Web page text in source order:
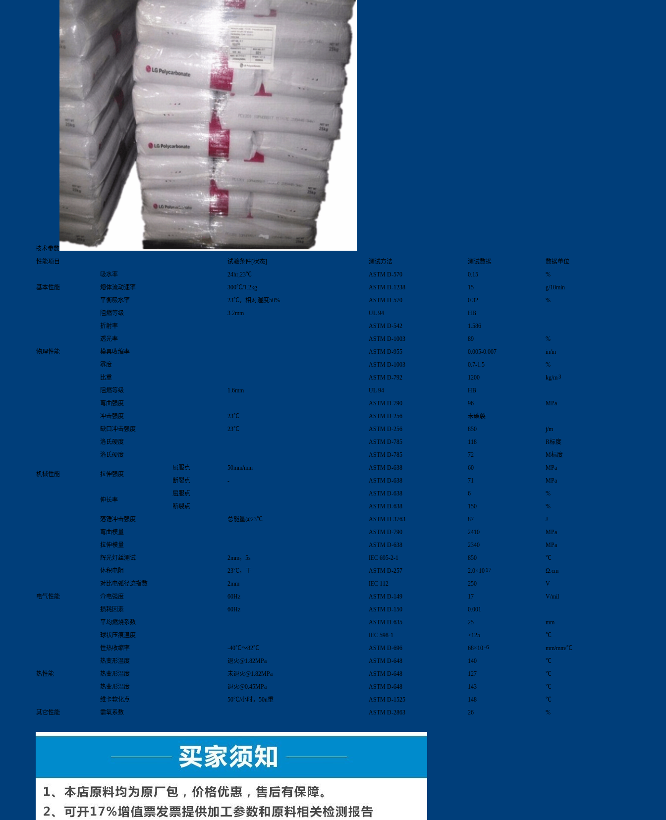
技术参数
性能项目
试验条件[状态] 测试方法 测试数据 数据单位
基本性能
吸水率 24hr,23℃ ASTM D-570 0.15
%
熔体流动速率
300℃/1.2kg ASTM D-1238 15
g/10min
平衡吸水率
23℃，相对湿度50% ASTM D-570 0.32 %
物理性能
阻燃等级 3.2mm UL 94
HB
折射率
ASTM D-542
1.586
透光率
ASTM D-1003 89
%
模具收缩率
ASTM D-955 0.005-0.007
in/in
雾度
ASTM D-1003 0.7-1.5
%
比重
ASTM D-792 1200 kg/m3
阻燃等级 1.6mm UL 94 HB
机械性能
弯曲强度 ASTM D-790 96
MPa
冲击强度
23℃ ASTM D-256
未破裂
缺口冲击强度
23℃ ASTM D-256 850
j/m
洛氏硬度
ASTM D-785 118
R标度
洛氏硬度
ASTM D-785 72 M标度
拉伸强度
屈服点 50mm/min ASTM D-638 60
MPa
断裂点
- ASTM D-638 71 MPa
伸长率
屈服点 ASTM D-638 6
%
断裂点
ASTM D-638 150
%
落锤冲击强度
总能量@23℃ ASTM D-3763 87
J
弯曲模量
ASTM D-790 2410
MPa
拉伸模量
ASTM D-638 2340 MPa
电气性能
辉光灯丝测试 2mm，5s IEC 695-2-1 850
℃
体积电阻
23℃，干 ASTM D-257 2.0×10 17
Ω.cm
对比电弧径迹指数
2mm IEC 112 250
V
介电强度
60Hz ASTM D-149 17
V/mil
损耗因素
60Hz ASTM D-150
0.001
平均燃烧系数
ASTM D-635 25
mm
球状压痕温度
IEC 598-1 >125 ℃
热性能
性热收缩率 -40℃～82℃ ASTM D-696 68×10-6
mm/mm/℃
热变形温度
退火@1.82MPa ASTM D-648 140
℃
热变形温度
未退火@1.82MPa ASTM D-648 127
℃
热变形温度
退火@0.45MPa ASTM D-648 143
℃
维卡软化点
50℃/小时，50n重 ASTM D-1525 148
℃
其它性能
需氧系数 ASTM D-2863 26 %